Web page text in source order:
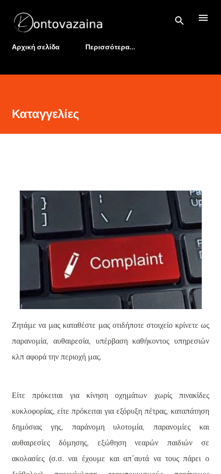
Αρχική σελίδα Περισσότερα…
Καταγγελίες
Ζητάμε να μας καταθέστε μας οτιδήποτε στοιχείο κρίνετε ως
παρανομία, αυθαιρεσία, υπέρβαση καθήκοντος υπηρεσιών
κλπ αφορά την περιοχή μας.
Είτε πρόκειται για κίνηση οχημάτων χωρίς πινακίδες
κυκλοφορίας, είτε πρόκειται για εξόρυξη πέτρας, καταπάτηση
δημόσιας γης, παράνομη υλοτομία, παρανομίες και
αυθαιρεσίες δόμησης, εξώθηση νεαρών παιδιών σε
ακολασίες (σ.σ. ναι έχουμε και απ΄αυτά να τους πάρει ο